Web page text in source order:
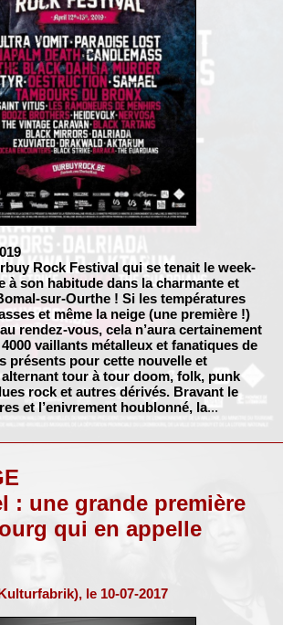
Rock Festival qui se tenait le week-
à son habitude dans la charmante et
sur-Ourthe ! Si les températures
et même la neige (une première !)
rendez-vous, cela n’aura certainement
vaillants métalleux et fanatiques de
présents pour cette nouvelle et
tour à tour doom, folk, punk
rock et autres dérivés. Bravant le
et l’enivrement houblonné, la...
: une grande première
qui en appelle
le 10-07-2017